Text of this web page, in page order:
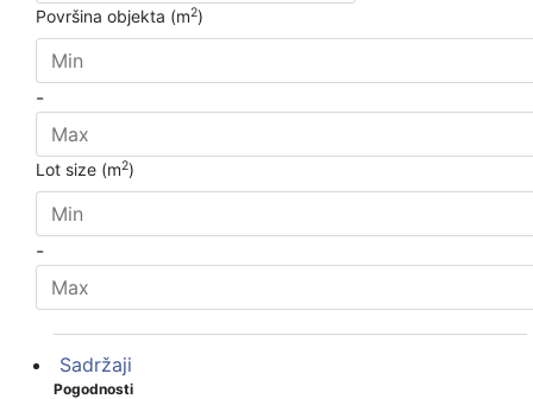
Površina objekta (m2)
-
Lot size (m2)
-
Sadržaji
Pogodnosti